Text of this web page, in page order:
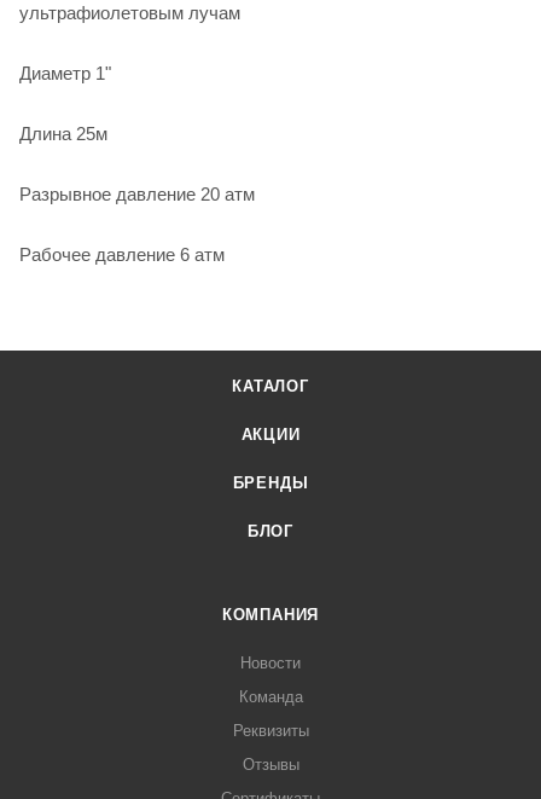
ультрафиолетовым лучам
Диаметр 1"
Длина 25м
Разрывное давление 20 атм
Рабочее давление 6 атм
КАТАЛОГ
АКЦИИ
БРЕНДЫ
БЛОГ
КОМПАНИЯ
Новости
Команда
Реквизиты
Отзывы